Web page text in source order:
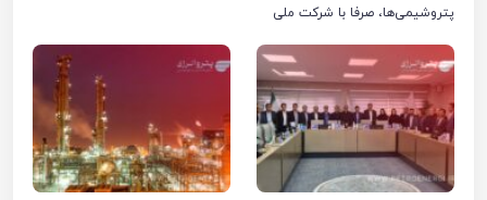
پتروشیمی‌ها، صرفا با شرکت ملی